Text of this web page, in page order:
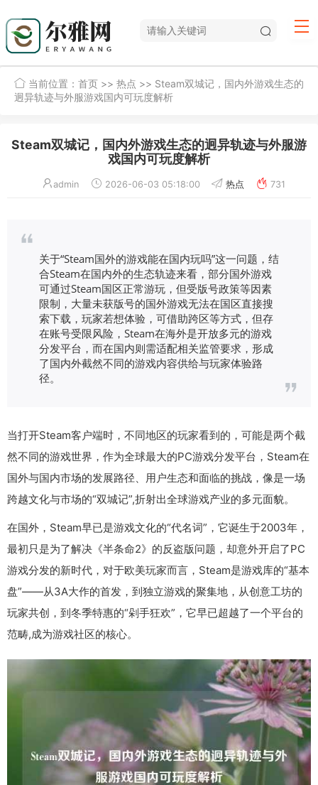
当前位置： 首页 >> 热点 >> Steam双城记，国内外游戏生态的
迥异轨迹与外服游戏国内可玩度解析
Steam双城记，国内外游戏生态的迥异轨迹与外服游
戏国内可玩度解析
admin 2026-06-03 05:18:00 热点 731
关于“Steam国外的游戏能在国内玩吗”这一问题，结
合Steam在国内外的生态轨迹来看，部分国外游戏
可通过Steam国区正常游玩，但受版号政策等因素
限制，大量未获版号的国外游戏无法在国区直接搜
索下载，玩家若想体验，可借助跨区等方式，但存
在账号受限风险，Steam在海外是开放多元的游戏
分发平台，而在国内则需适配相关监管要求，形成
了国内外截然不同的游戏内容供给与玩家体验路
径。
当打开Steam客户端时，不同地区的玩家看到的，可能是两个截
然不同的游戏世界，作为全球最大的PC游戏分发平台，Steam在
国外与国内市场的发展路径、用户生态和面临的挑战，像是一场
跨越文化与市场的“双城记”,折射出全球游戏产业的多元面貌。
在国外，Steam早已是游戏文化的“代名词”，它诞生于2003年，
最初只是为了解决《半条命2》的反盗版问题，却意外开启了PC
游戏分发的新时代，对于欧美玩家而言，Steam是游戏库的“基本
盘”——从3A大作的首发，到独立游戏的聚集地，从创意工坊的
玩家共创，到冬季特惠的“剁手狂欢”，它早已超越了一个平台的
范畴,成为游戏社区的核心。